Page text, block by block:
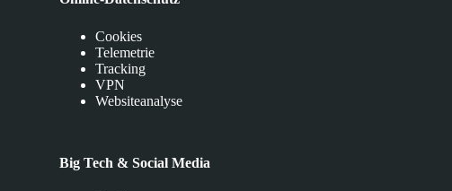
Cookies
Telemetrie
Tracking
VPN
Websiteanalyse
Big Tech & Social Media